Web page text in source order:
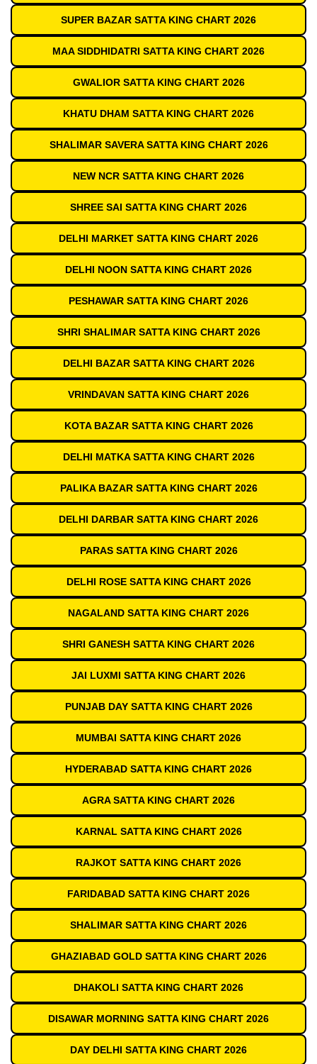
SUPER BAZAR SATTA KING CHART 2026
MAA SIDDHIDATRI SATTA KING CHART 2026
GWALIOR SATTA KING CHART 2026
KHATU DHAM SATTA KING CHART 2026
SHALIMAR SAVERA SATTA KING CHART 2026
NEW NCR SATTA KING CHART 2026
SHREE SAI SATTA KING CHART 2026
DELHI MARKET SATTA KING CHART 2026
DELHI NOON SATTA KING CHART 2026
PESHAWAR SATTA KING CHART 2026
SHRI SHALIMAR SATTA KING CHART 2026
DELHI BAZAR SATTA KING CHART 2026
VRINDAVAN SATTA KING CHART 2026
KOTA BAZAR SATTA KING CHART 2026
DELHI MATKA SATTA KING CHART 2026
PALIKA BAZAR SATTA KING CHART 2026
DELHI DARBAR SATTA KING CHART 2026
PARAS SATTA KING CHART 2026
DELHI ROSE SATTA KING CHART 2026
NAGALAND SATTA KING CHART 2026
SHRI GANESH SATTA KING CHART 2026
JAI LUXMI SATTA KING CHART 2026
PUNJAB DAY SATTA KING CHART 2026
MUMBAI SATTA KING CHART 2026
HYDERABAD SATTA KING CHART 2026
AGRA SATTA KING CHART 2026
KARNAL SATTA KING CHART 2026
RAJKOT SATTA KING CHART 2026
FARIDABAD SATTA KING CHART 2026
SHALIMAR SATTA KING CHART 2026
GHAZIABAD GOLD SATTA KING CHART 2026
DHAKOLI SATTA KING CHART 2026
DISAWAR MORNING SATTA KING CHART 2026
DAY DELHI SATTA KING CHART 2026